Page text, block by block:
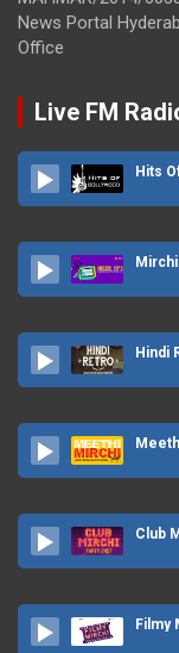
News Portal
Office
Live FM
Hits
Hindi
Club
Filmy